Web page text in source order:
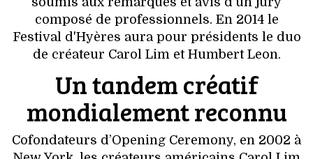
HISTOIRE DES MARQUES
VOYAGES & LOISIRS
composé de professionnels. En 2014 le
Festival d'Hyères aura pour présidents le duo
de créateur Carol Lim et Humbert Leon.
Un tandem créatif
mondialement reconnu
Cofondateurs d’Opening Ceremony, en 2002 à